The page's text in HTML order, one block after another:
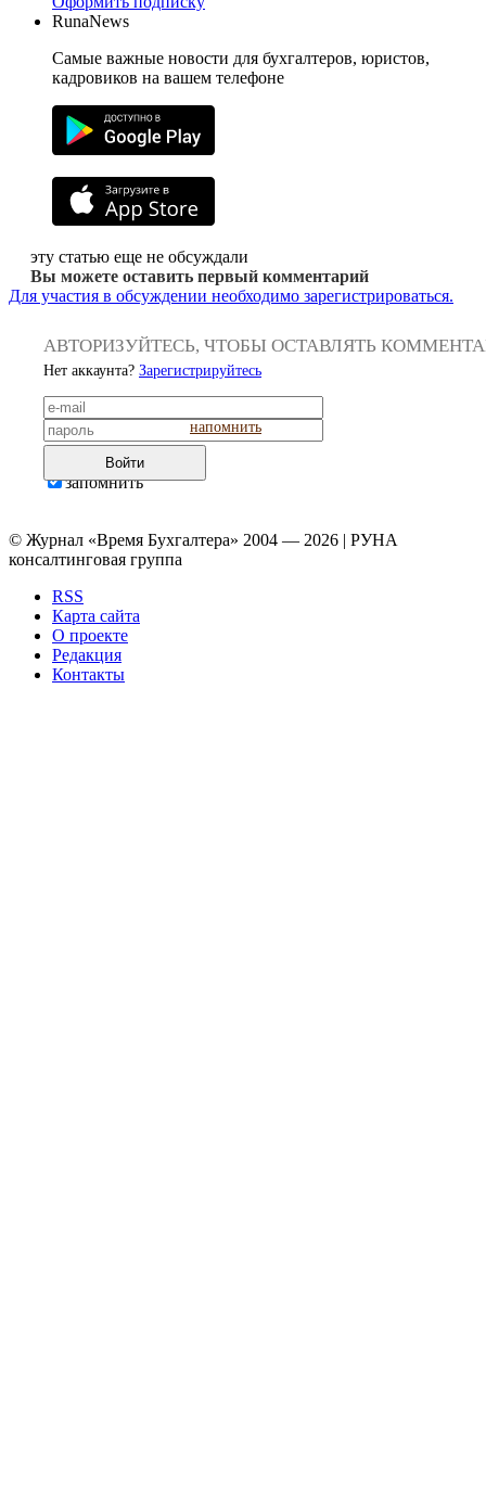
RunaNews
Самые важные новости для бухгалтеров, юристов,
кадровиков на вашем телефоне
эту статью еще не обсуждали
Вы можете оставить первый комментарий
Для участия в обсуждении необходимо зарегистрироваться.
АВТОРИЗУЙТЕСЬ, ЧТОБЫ ОСТАВЛЯТЬ
Нет аккаунта? Зарегистрируйтесь
напомнить
Войти
запомнить
© Журнал «Время Бухгалтера» 2004 — 2026 | РУНА
консалтинговая группа
RSS
Карта сайта
О проекте
Редакция
Контакты